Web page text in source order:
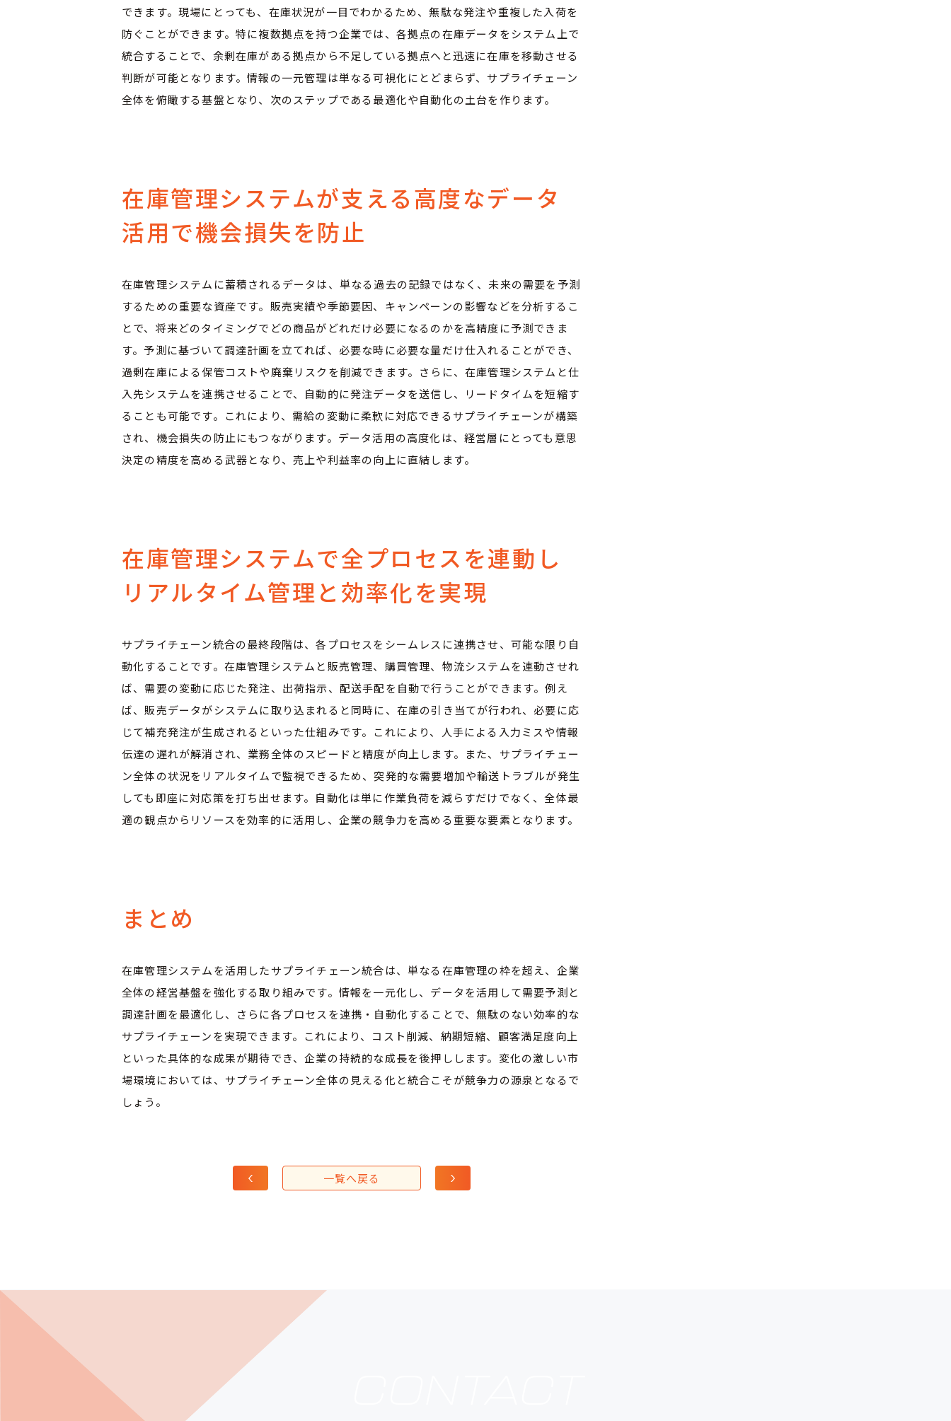
できます。現場にとっても、在庫状況が一目でわかるため、無駄な発注や重複した入荷を
防ぐことができます。特に複数拠点を持つ企業では、各拠点の在庫データをシステム上で
統合することで、余剰在庫がある拠点から不足している拠点へと迅速に在庫を移動させる
判断が可能となります。情報の一元管理は単なる可視化にとどまらず、サプライチェーン
全体を俯瞰する基盤となり、次のステップである最適化や自動化の土台を作ります。
在庫管理システムが支える高度なデータ
活用で機会損失を防止
在庫管理システムに蓄積されるデータは、単なる過去の記録ではなく、未来の需要を予測
するための重要な資産です。販売実績や季節要因、キャンペーンの影響などを分析するこ
とで、将来どのタイミングでどの商品がどれだけ必要になるのかを高精度に予測できま
す。予測に基づいて調達計画を立てれば、必要な時に必要な量だけ仕入れることができ、
過剰在庫による保管コストや廃棄リスクを削減できます。さらに、在庫管理システムと仕
入先システムを連携させることで、自動的に発注データを送信し、リードタイムを短縮す
ることも可能です。これにより、需給の変動に柔軟に対応できるサプライチェーンが構築
され、機会損失の防止にもつながります。データ活用の高度化は、経営層にとっても意思
決定の精度を高める武器となり、売上や利益率の向上に直結します。
在庫管理システムで全プロセスを連動し
リアルタイム管理と効率化を実現
サプライチェーン統合の最終段階は、各プロセスをシームレスに連携させ、可能な限り自
動化することです。在庫管理システムと販売管理、購買管理、物流システムを連動させれ
ば、需要の変動に応じた発注、出荷指示、配送手配を自動で行うことができます。例え
ば、販売データがシステムに取り込まれると同時に、在庫の引き当てが行われ、必要に応
じて補充発注が生成されるといった仕組みです。これにより、人手による入力ミスや情報
伝達の遅れが解消され、業務全体のスピードと精度が向上します。また、サプライチェー
ン全体の状況をリアルタイムで監視できるため、突発的な需要増加や輸送トラブルが発生
しても即座に対応策を打ち出せます。自動化は単に作業負荷を減らすだけでなく、全体最
適の観点からリソースを効率的に活用し、企業の競争力を高める重要な要素となります。
まとめ
在庫管理システムを活用したサプライチェーン統合は、単なる在庫管理の枠を超え、企業
全体の経営基盤を強化する取り組みです。情報を一元化し、データを活用して需要予測と
調達計画を最適化し、さらに各プロセスを連携・自動化することで、無駄のない効率的な
サプライチェーンを実現できます。これにより、コスト削減、納期短縮、顧客満足度向上
といった具体的な成果が期待でき、企業の持続的な成長を後押しします。変化の激しい市
場環境においては、サプライチェーン全体の見える化と統合こそが競争力の源泉となるで
しょう。
一覧へ戻る